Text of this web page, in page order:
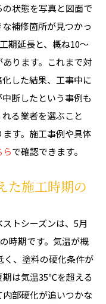
状態を写真と図面で
補修箇所が見つかっ
期延長と、概ね10〜
ります。これまで対
した結果、工事中に
断したという事例も
る業者を選ぶこと
す。施工事例や具体
で確認できます。
た施工時期の
トシーズンは、5月
時期です。気温が概
、塗料の硬化条件が
期は気温35℃を超える
部硬化が追いつかな